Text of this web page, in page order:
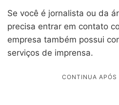
Se você é jornalista ou da
precisa entrar em contato
empresa também possui
serviços de imprensa.